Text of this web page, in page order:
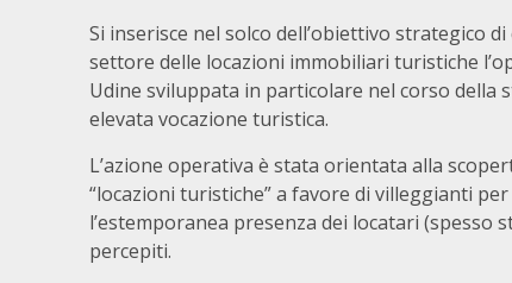
Si inserisce nel solco dell’obiettivo strategico
settore delle locazioni immobiliari turistiche
Udine sviluppata in particolare nel corso della
elevata vocazione turistica.
L’azione operativa è stata orientata alla
“locazioni turistiche” a favore di villeggianti
l’estemporanea presenza dei locatari
percepiti.